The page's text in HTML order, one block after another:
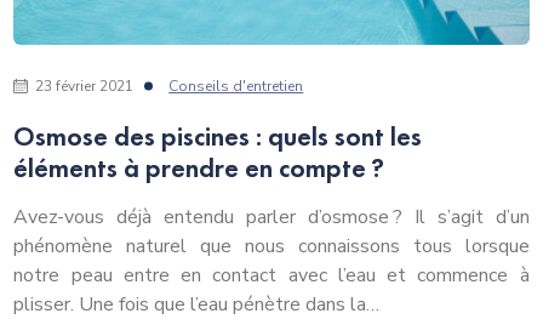
23 février 2021 Conseils d'entretien
Osmose des piscines : quels sont les
éléments à prendre en compte ?
Avez-vous déjà entendu parler d’osmose ? Il s’agit d’un
phénomène naturel que nous connaissons tous lorsque
notre peau entre en contact avec l’eau et commence à
plisser. Une fois que l’eau pénètre dans la…